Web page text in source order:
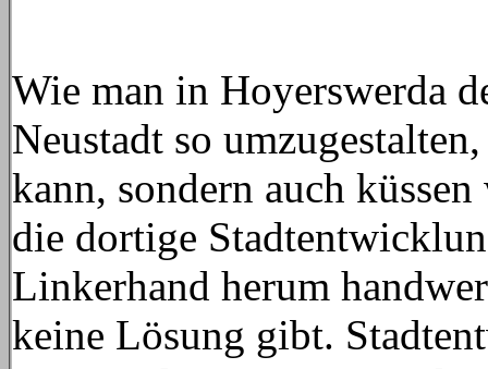
Wie man in Hoyerswerda
Neustadt so
kann, sondern auch
die dortige
Linkerhand herum
keine Lösung gibt.